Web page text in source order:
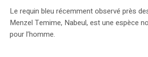
Le requin bleu récemment observé près
Menzel Temime, Nabeul, est une espèce
pour l’homme.